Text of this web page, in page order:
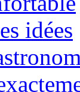
idées